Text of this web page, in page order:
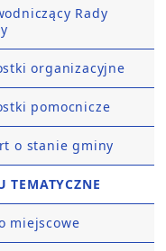
Rady
organizacyjne
pomocnicze
o stanie gminy
TEMATYCZNE
miejscowe